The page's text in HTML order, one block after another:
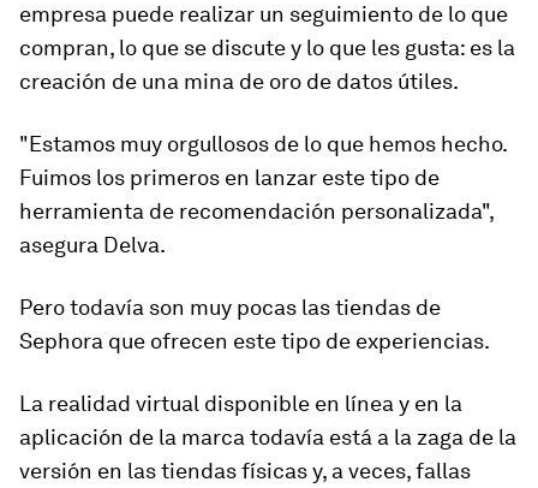
empresa puede realizar un seguimiento de lo que
compran, lo que se discute y lo que les gusta: es la
creación de una mina de oro de datos útiles.
"Estamos muy orgullosos de lo que hemos hecho.
Fuimos los primeros en lanzar este tipo de
herramienta de recomendación personalizada",
asegura Delva.
Pero todavía son muy pocas las tiendas de
Sephora que ofrecen este tipo de experiencias.
La realidad virtual disponible en línea y en la
aplicación de la marca todavía está a la zaga de la
versión en las tiendas físicas y, a veces, fallas